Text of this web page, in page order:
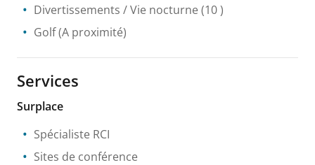
Divertissements / Vie nocturne (10 )
Golf(A proximité)
Services
Surplace
Spécialiste RCI
Sites de conférence